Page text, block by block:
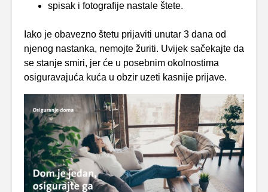
spisak i fotografije nastale štete.
Iako je obavezno štetu prijaviti unutar 3 dana od
njenog nastanka, nemojte žuriti. Uvijek sačekajte da
se stanje smiri, jer će u posebnim okolnostima
osiguravajuća kuća u obzir uzeti kasnije prijave.